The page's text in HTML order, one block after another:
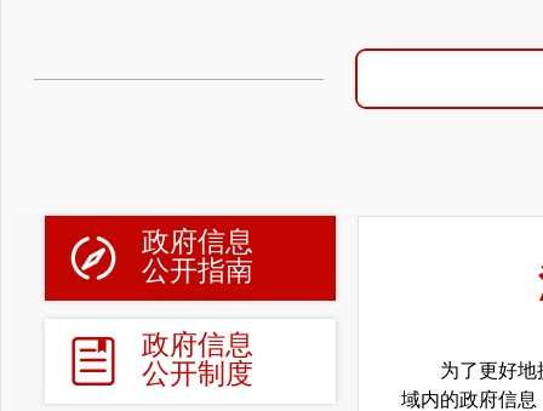
政府信息
公开指南
政府信息
公开制度
为了更好地提
域内的政府信